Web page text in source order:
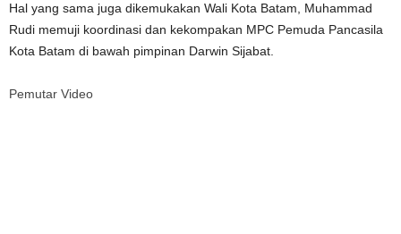
Hal yang sama juga dikemukakan Wali Kota Batam, Muhammad
Rudi memuji koordinasi dan kekompakan MPC Pemuda Pancasila
Kota Batam di bawah pimpinan Darwin Sijabat.
Pemutar Video